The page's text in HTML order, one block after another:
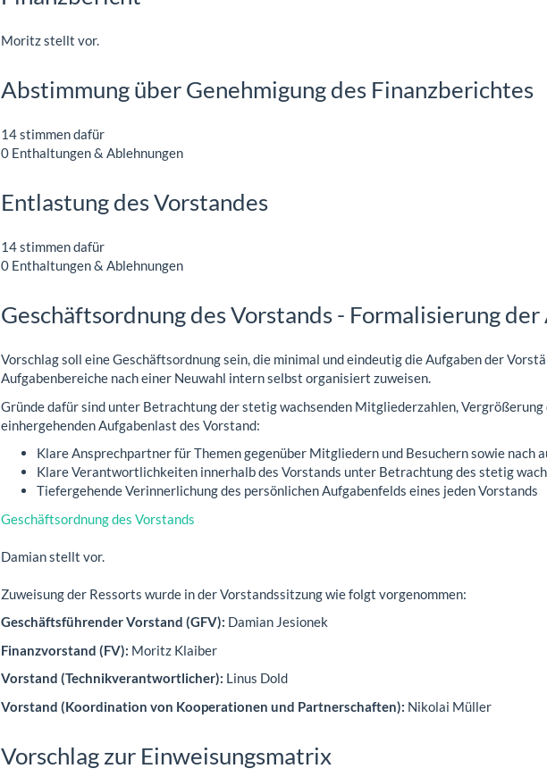
Moritz stellt vor.
Abstimmung über Genehmigung des Finanzberichtes
14 stimmen dafür
0 Enthaltungen & Ablehnungen
Entlastung des Vorstandes
14 stimmen dafür
0 Enthaltungen & Ablehnungen
Geschäftsordnung des Vorstands - Formalisierung
Vorschlag soll eine Geschäftsordnung sein, die minimal und eindeutig die Aufgaben der
Aufgabenbereiche nach einer Neuwahl intern selbst organisiert zuweisen.
Gründe dafür sind unter Betrachtung der stetig wachsenden Mitgliederzahlen, Vergrößerung
einhergehenden Aufgabenlast des Vorstand:
Klare Ansprechpartner für Themen gegenüber Mitgliedern und Besuchern sowie nach
Klare Verantwortlichkeiten innerhalb des Vorstands unter Betrachtung des stetig
Tiefergehende Verinnerlichung des persönlichen Aufgabenfelds eines jeden Vorstands
Geschäftsordnung des Vorstands
Damian stellt vor.
Zuweisung der Ressorts wurde in der Vorstandssitzung wie folgt vorgenommen:
Geschäftsführender Vorstand (GFV): Damian Jesionek
Finanzvorstand (FV): Moritz Klaiber
Vorstand (Technikverantwortlicher): Linus Dold
Vorstand (Koordination von Kooperationen und Partnerschaften): Nikolai Müller
Vorschlag zur Einweisungsmatrix